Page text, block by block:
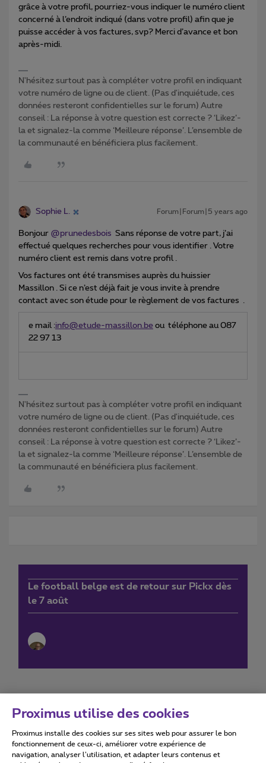
grâce à votre profil, pourriez-vous indiquer le numéro client
concerné à l’endroit indiqué (dans votre profil) afin que je
puisse accéder à vos factures, svp? Merci d’avance et bon
après-midi.
N'hésitez surtout pas à compléter votre profil en indiquant
votre numéro de ligne ou de client. (Pas d'inquiétude, ces
données resteront confidentielles sur le forum) Autre
conseil : La réponse à votre question est correcte ? ‘Likez’-
la et signalez-la comme ‘Meilleure réponse’. L’ensemble de
la communauté en bénéficiera plus facilement.
Sophie L. Forum|Forum|5 years ago
Bonjour @prunedesbois Sans réponse de votre part, j’ai
effectué quelques recherches pour vous identifier . Votre
numéro client est remis dans votre profil .
Vos factures ont été transmises auprès du huissier
Massillon . Si ce n’est déjà fait je vous invite à prendre
contact avec son étude pour le règlement de vos factures .
e mail :info@etude-massillon.be ou téléphone au 087
22 97 13
N'hésitez surtout pas à compléter votre profil en indiquant
votre numéro de ligne ou de client. (Pas d'inquiétude, ces
données resteront confidentielles sur le forum) Autre
conseil : La réponse à votre question est correcte ? ‘Likez’-
la et signalez-la comme ‘Meilleure réponse’. L’ensemble de
la communauté en bénéficiera plus facilement.
Le football belge est de retour sur Pickx dès
le 7 août
Conditions d'utilisation Accessibility statement
Proximus utilise des cookies
Proximus installe des cookies sur ses sites web pour assurer le bon
fonctionnement de ceux-ci, améliorer votre expérience de
navigation, analyser l’utilisation, et adapter leurs contenus et